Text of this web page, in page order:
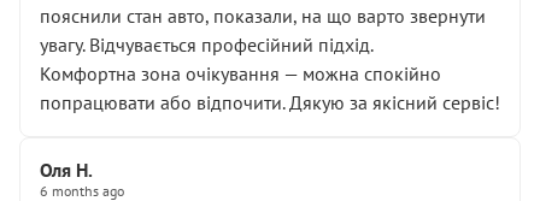
пояснили стан авто, показали, на що варто звернути
увагу. Відчувається професійний підхід.
Комфортна зона очікування — можна спокійно
попрацювати або відпочити. Дякую за якісний сервіс!
Оля Н.
6 months ago